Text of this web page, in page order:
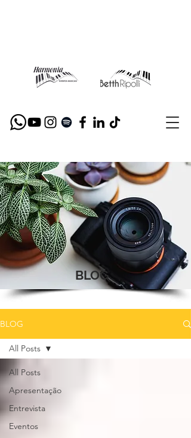
BLOG
BLOG
All Posts
Apresentação
Entrevista
Eventos
All Posts